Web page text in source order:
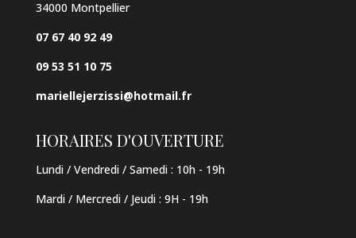
34000 Montpellier
07 67 40 92 49
09 53 51 10 75
mariellejerzissi@hotmail.fr
HORAIRES D'OUVERTURE
Lundi / Vendredi / Samedi : 10h - 19h
Mardi / Mercredi / Jeudi : 9H - 19h